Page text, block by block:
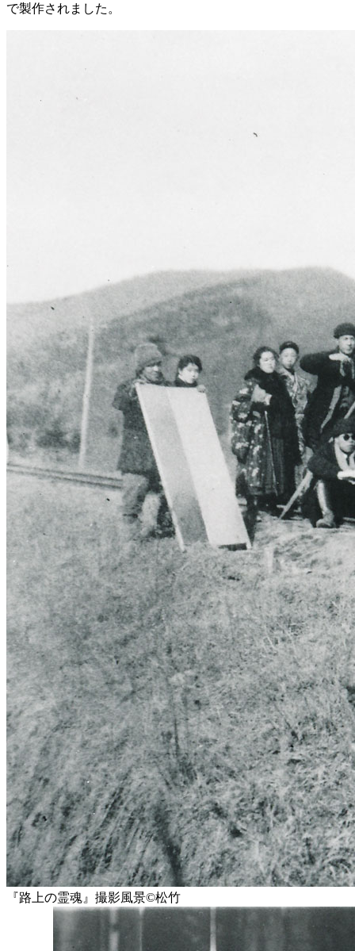
で製作されました。
『路上の霊魂』撮影風景©️松竹